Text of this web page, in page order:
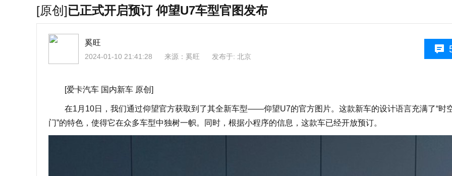
[原创]已正式开启预订 仰望U7车型官图发布
奚旺
2024-01-10 21:41:28 来源： 奚旺 发布于: 北京
[爱卡汽车 国内新车 原创]
在1月10日，我们通过仰望官方获取到了其全新车型——仰望U7的官方图片。这款新车的设计语言充满了“时
门”的特色，使得它在众多车型中独树一帜。同时，根据小程序的信息，这款车已经开放预订。